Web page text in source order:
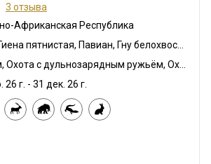
3 отзыва
Африканская Республика
г. - 31 дек. 26 г.